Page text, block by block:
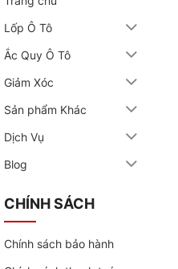
Lốp Ô Tô
Ắc Quy Ô Tô
Giảm Xóc
Sản phẩm Khác
Dịch Vụ
Blog
CHÍNH SÁCH
Chính sách bảo hành